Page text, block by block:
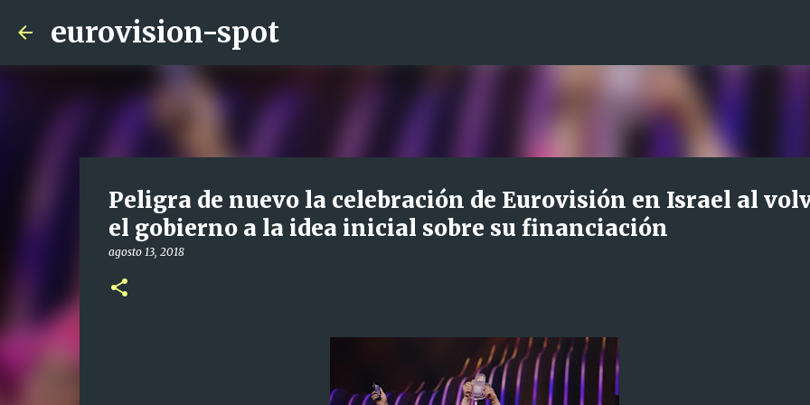
eurovision-spot
Peligra de nuevo la celebración de Eurovisión en Israel al
el gobierno a la idea inicial sobre su financiación
agosto 13, 2018